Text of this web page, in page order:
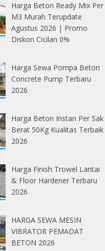
Harga Beton Ready Mix Per
M3 Murah Terupdate
Agustus 2026 | Promo
Diskon Cicilan 0%
Harga Sewa Pompa Beton
Concrete Pump Terbaru
2026
Harga Beton Instan Per Sak
Berat 50Kg Kualitas Terbaik
2026
Harga Finish Trowel Lantai
& Floor Hardener Terbaru
2026
HARGA SEWA MESIN
VIBRATOR PEMADAT
BETON 2026